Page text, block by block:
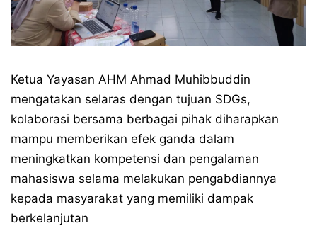
Ketua Yayasan AHM Ahmad Muhibbuddin
mengatakan selaras dengan tujuan SDGs,
kolaborasi bersama berbagai pihak diharapkan
mampu memberikan efek ganda dalam
meningkatkan kompetensi dan pengalaman
mahasiswa selama melakukan pengabdiannya
kepada masyarakat yang memiliki dampak
berkelanjutan